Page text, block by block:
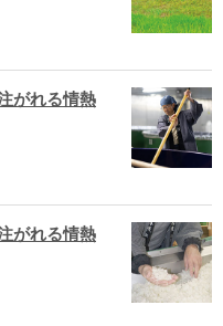
がれる情熱
がれる情熱